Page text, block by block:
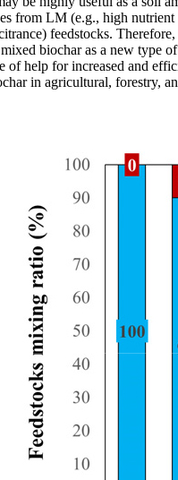
from LM (e.g., high
feedstocks.
biochar as a new type
of help for increased and
in agricultural, forestry,